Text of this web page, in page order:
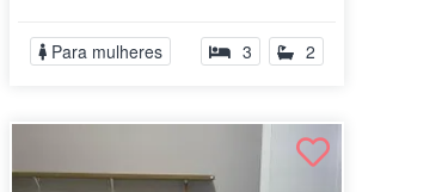
grande (1...
Para mulheres 3 2